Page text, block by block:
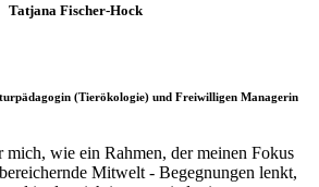
Tatjana Fischer-Hock
(Tierökologie) und Freiwilligen Managerin
mich, wie ein Rahmen, der meinen Fokus
Mitwelt - Begegnungen lenkt,